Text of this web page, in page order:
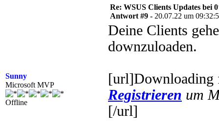
Sunny
Microsoft MVP
Offline
Re: WSUS Clients Updates bei
Antwort #9 - 20.07.22 um
Deine Clients
downzuloaden.
Registrieren um
[/url]